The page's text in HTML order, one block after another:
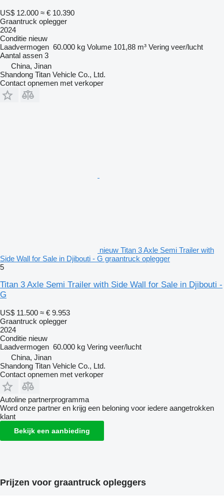
US$ 12.000 ≈ € 10.390
Graantruck oplegger
2024
Conditie nieuw
Laadvermogen 60.000 kg Volume 101,88 m³ Vering veer/lucht
Aantal assen 3
China, Jinan
Shandong Titan Vehicle Co., Ltd.
Contact opnemen met verkoper
nieuw Titan 3 Axle Semi Trailer with
Side Wall for Sale in Djibouti - G graantruck oplegger
5
Titan 3 Axle Semi Trailer with Side Wall for Sale in Djibouti -
G
US$ 11.500 ≈ € 9.953
Graantruck oplegger
2024
Conditie nieuw
Laadvermogen 60.000 kg Vering veer/lucht
China, Jinan
Shandong Titan Vehicle Co., Ltd.
Contact opnemen met verkoper
Autoline partnerprogramma
Word onze partner en krijg een beloning voor iedere aangetrokken
klant
Bekijk een aanbieding
Prijzen voor graantruck opleggers